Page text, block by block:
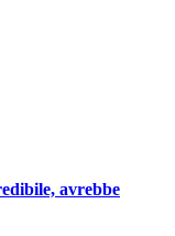
avrebbe